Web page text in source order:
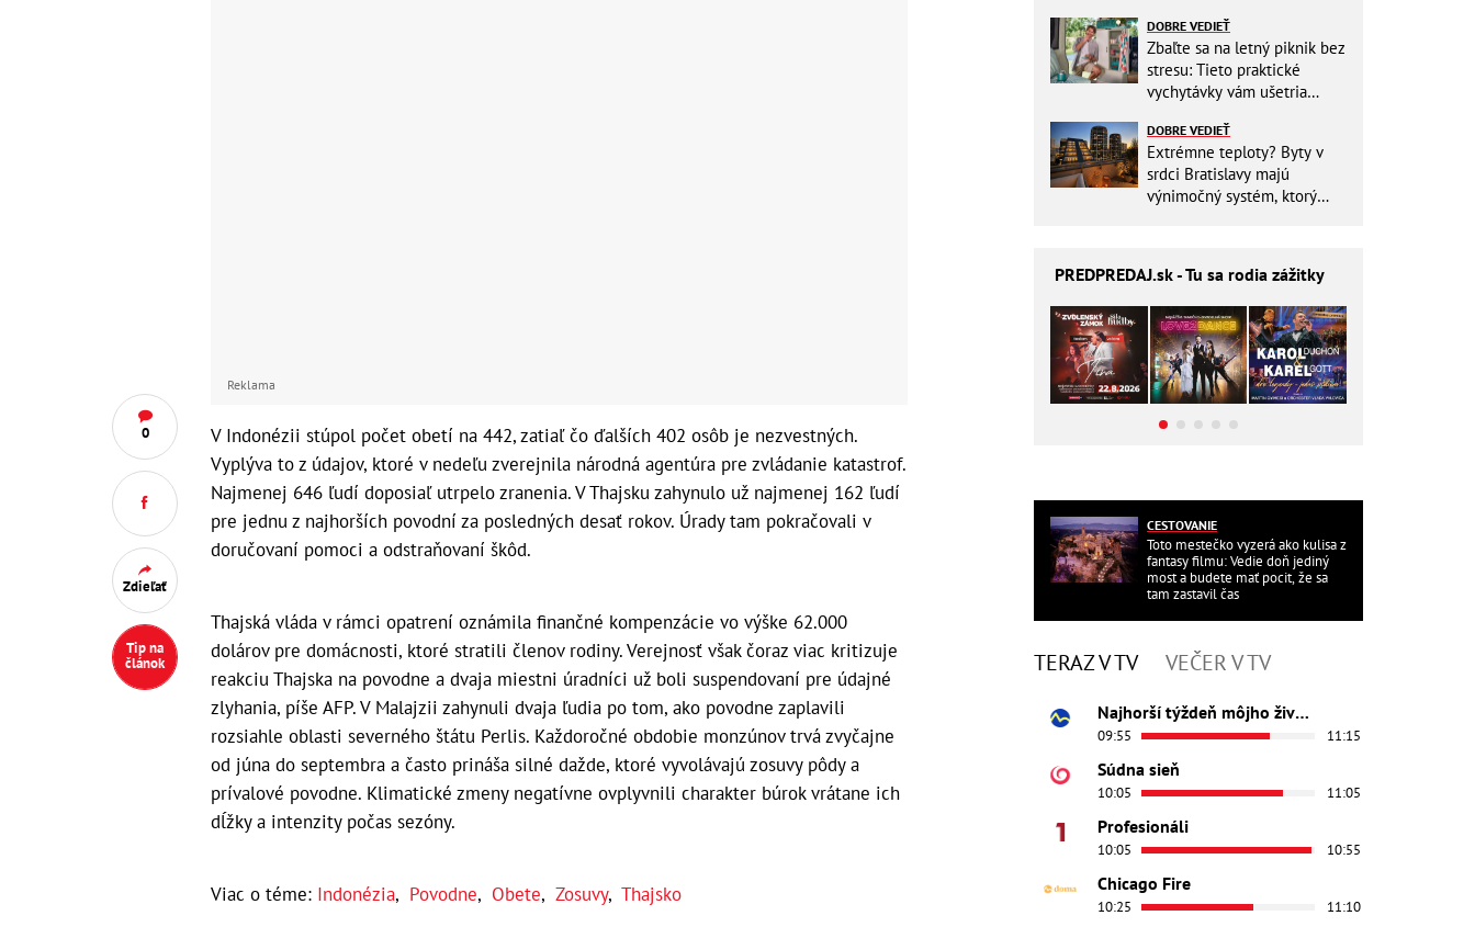
0
Zdieľať
Tip na
článok
Reklama
V Indonézii stúpol počet obetí na 442, zatiaľ čo ďalších 402 osôb je nezvestných.
Vyplýva to z údajov, ktoré v nedeľu zverejnila národná agentúra pre zvládanie katastrof.
Najmenej 646 ľudí doposiaľ utrpelo zranenia. V Thajsku zahynulo už najmenej 162 ľudí
pre jednu z najhorších povodní za posledných desať rokov. Úrady tam pokračovali v
doručovaní pomoci a odstraňovaní škôd.
Thajská vláda v rámci opatrení oznámila finančné kompenzácie vo výške 62.000
dolárov pre domácnosti, ktoré stratili členov rodiny. Verejnosť však čoraz viac kritizuje
reakciu Thajska na povodne a dvaja miestni úradníci už boli suspendovaní pre údajné
zlyhania, píše AFP. V Malajzii zahynuli dvaja ľudia po tom, ako povodne zaplavili
rozsiahle oblasti severného štátu Perlis. Každoročné obdobie monzúnov trvá zvyčajne
od júna do septembra a často prináša silné dažde, ktoré vyvolávajú zosuvy pôdy a
prívalové povodne. Klimatické zmeny negatívne ovplyvnili charakter búrok vrátane ich
dĺžky a intenzity počas sezóny.
Viac o téme: Indonézia, Povodne, Obete, Zosuvy, Thajsko
DOBRE VEDIEŤ
Zbaľte sa na letný piknik bez
stresu: Tieto praktické
vychytávky vám ušetria
DOBRE VEDIEŤ
Extrémne teploty? Byty v
srdci Bratislavy majú
výnimočný systém, ktorý
PREDPREDAJ.sk - Tu sa rodia zážitky
CESTOVANIE
Toto mestečko vyzerá ako kulisa z
fantasy filmu: Vedie doň jediný
most a budete mať pocit, že sa
tam zastavil čas
TERAZ V TV VEČER V TV
Najhorší týždeň môjho života
09:55 11:15
Súdna sieň
10:05 11:05
Profesionáli
10:05 10:55
Chicago Fire
10:25 11:10